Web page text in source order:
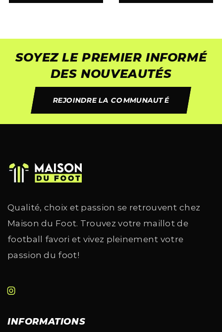
SOYEZ LE PREMIER INFORMÉ
DES NOUVEAUTÉS
REJOINDRE LA COMMUNAUTÉ
Qualité, choix et passion se retrouvent chez
Maison du Foot. Trouvez votre maillot de
football favori et vivez pleinement votre
passion du foot!
INFORMATIONS